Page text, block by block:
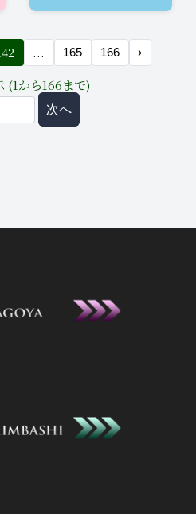
2026✨】本日
ベント開催♪
... 165 166 ›
(1から166まで)
次へ